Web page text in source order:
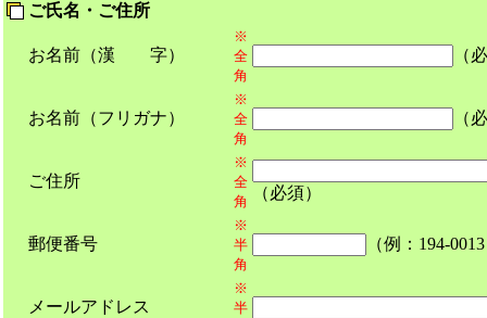
ご氏名・ご住所
お名前（漢 字）
※
全
角
（
お名前（フリガナ）
※
全
角
（
ご住所
※
全
角
（必須）
郵便番号
※
半
角
（例：194-
メールアドレス
※
半